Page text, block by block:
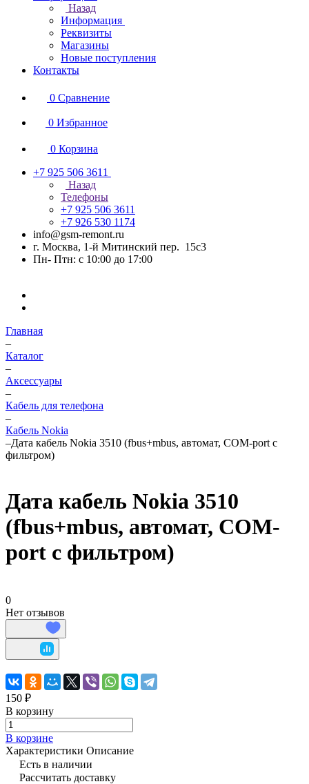
Назад
Информация
Реквизиты
Магазины
Новые поступления
Контакты
0 Сравнение
0 Избранное
0 Корзина
+7 925 506 3611
Назад
Телефоны
+7 925 506 3611
+7 926 530 1174
info@gsm-remont.ru
г. Москва, 1-й Митинский пер. 15с3
Пн- Птн: с 10:00 до 17:00
Главная
–
Каталог
–
Аксессуары
–
Кабель для телефона
–
Кабель Nokia
–Дата кабель Nokia 3510 (fbus+mbus, автомат, COM-port с
фильтром)
Дата кабель Nokia 3510
(fbus+mbus, автомат, COM-
port с фильтром)
0
Нет отзывов
150 ₽
В корзину
В корзине
Характеристики Описание
Есть в наличии
Рассчитать доставку